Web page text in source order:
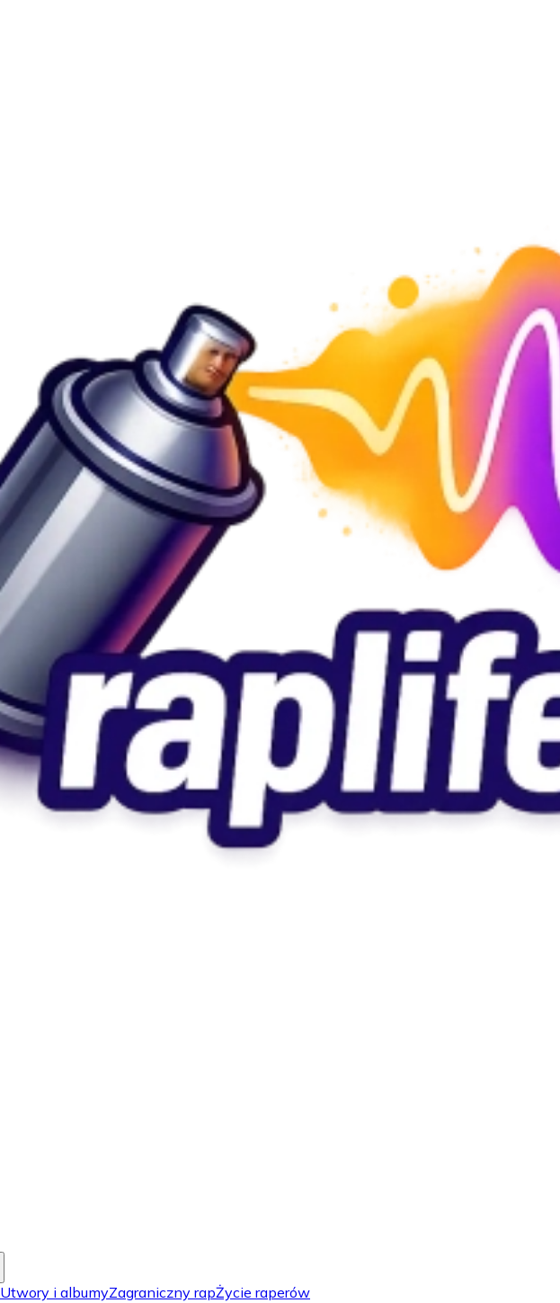
Utwory i albumyZagraniczny rapŻycie raperów